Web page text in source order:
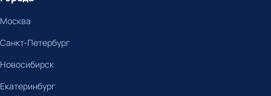
Москва
Санкт-Петербург
Новосибирск
Екатеринбург